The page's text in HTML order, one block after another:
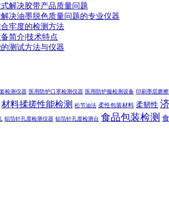
解决胶带产品质量问题
决油墨脱色质量问题的专业仪器
牢度的检测方法
简介|技术特点
测试方法与仪器
检测仪器 医用防护口罩检测仪器 医用防护服检测设备 印刷墨层磨
材料揉搓性能检测 松节油法 柔性包装材料 柔韧性
铝箔针孔度检测仪器 铝箔针孔度检测台 食品包装检测